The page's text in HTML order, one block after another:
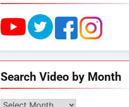
स्वरोजगार को मिला
भक्तों का स्वागत करेगा
6
Search Video by Month
Search